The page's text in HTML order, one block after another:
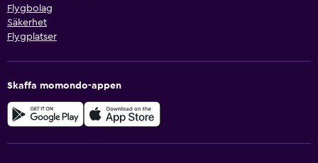
Flygbolag
Säkerhet
Flygplatser
Skaffa momondo-appen